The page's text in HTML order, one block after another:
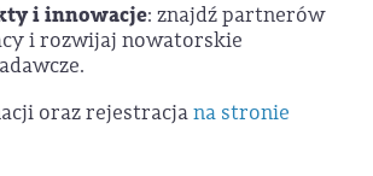
i innowacje: znajdź partnerów
i rozwijaj nowatorskie
oraz rejestracjana stronie